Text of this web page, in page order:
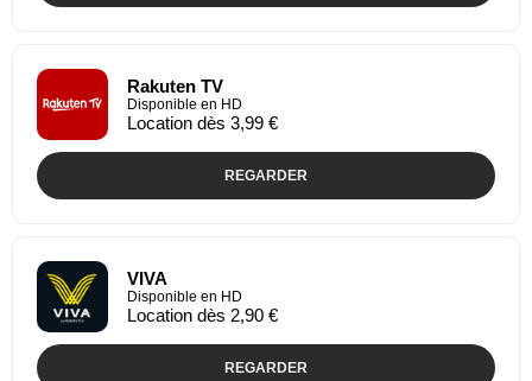
Rakuten TV
Disponible en HD
Location dès 3,99 €
REGARDER
VIVA
Disponible en HD
Location dès 2,90 €
REGARDER